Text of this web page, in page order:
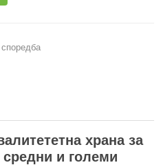
споредба
храна за
и големи